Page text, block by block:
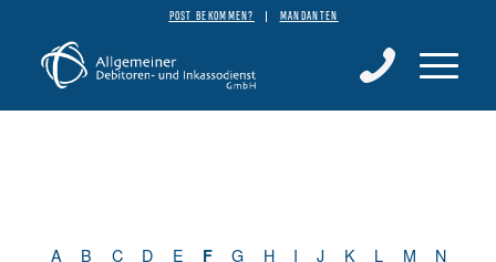
POST BEKOMMEN? MANDANTEN
A B C D E F G H I J K L M
N